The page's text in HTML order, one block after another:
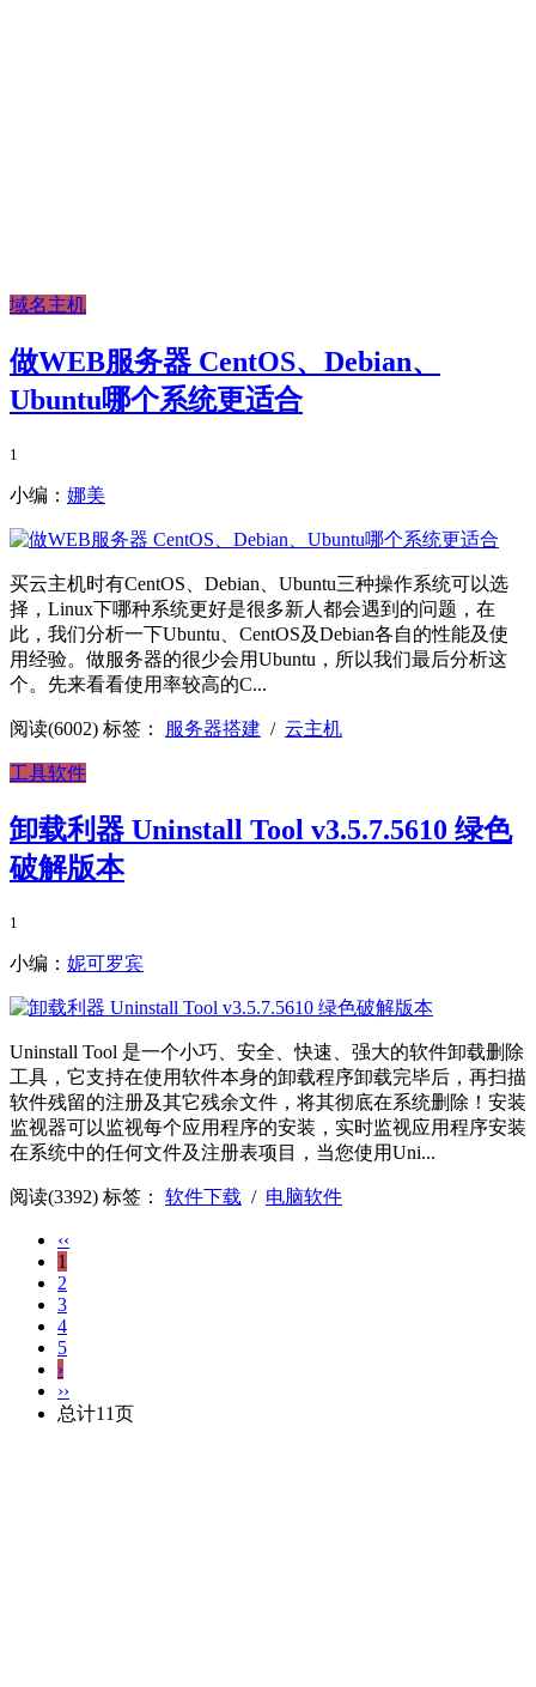
域名主机
做WEB服务器 CentOS、Debian、
Ubuntu哪个系统更适合
1
小编： 娜美
买云主机时有CentOS、Debian、Ubuntu三种操作系统可以选
择，Linux下哪种系统更好是很多新人都会遇到的问题，在
此，我们分析一下Ubuntu、CentOS及Debian各自的性能及使
用经验。做服务器的很少会用Ubuntu，所以我们最后分析这
个。先来看看使用率较高的C...
阅读(6002) 标签： 服务器搭建 / 云主机
工具软件
卸载利器 Uninstall Tool v3.5.7.5610 绿色
破解版本
1
小编： 妮可罗宾
Uninstall Tool 是一个小巧、安全、快速、强大的软件卸载删除
工具，它支持在使用软件本身的卸载程序卸载完毕后，再扫描
软件残留的注册及其它残余文件，将其彻底在系统删除！安装
监视器可以监视每个应用程序的安装，实时监视应用程序安装
在系统中的任何文件及注册表项目，当您使用Uni...
阅读(3392) 标签： 软件下载 / 电脑软件
‹‹
1
2
3
4
5
›
››
总计11页